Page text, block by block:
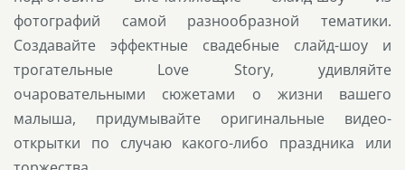
фотографий самой разнообразной тематики.
Создавайте эффектные свадебные слайд-шоу и
трогательные Love Story, удивляйте
очаровательными сюжетами о жизни вашего
малыша, придумывайте оригинальные видео-
открытки по случаю какого-либо праздника или